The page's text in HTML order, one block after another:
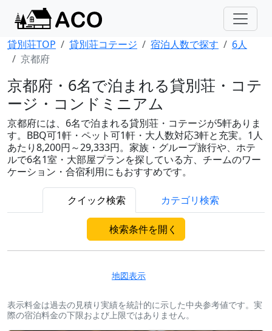
貸別荘TOP 貸別荘コテージ 宿泊人数で探す
6人
京都府
京都府・6名で泊まれる貸別荘・コテ
ージ・コンドミニアム
京都府には、6名で泊まれる貸別荘・コテージが5軒ありま
す。BBQ可1軒・ペット可1軒・大人数対応3軒と充実。1人
あたり8,200円～29,333円。家族・グループ旅行や、ホテ
ルで6名1室・大部屋プランを探している方、チームのワー
ケーション・合宿利用にもおすすめです。
クイック検索 カテゴリ検索
検索条件を開く
地図表示
表示料金は過去の見積り実績を統計的に示した中央参考値です。実
際の宿泊料金の下限および上限ではありません。